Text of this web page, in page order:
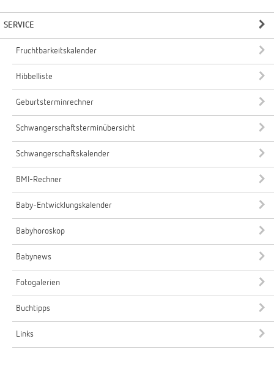
SERVICE
Fruchtbarkeitskalender
Hibbelliste
Geburtsterminrechner
Schwangerschaftsterminübersicht
Schwangerschaftskalender
BMI-Rechner
Baby-Entwicklungskalender
Babyhoroskop
Babynews
Fotogalerien
Buchtipps
Links